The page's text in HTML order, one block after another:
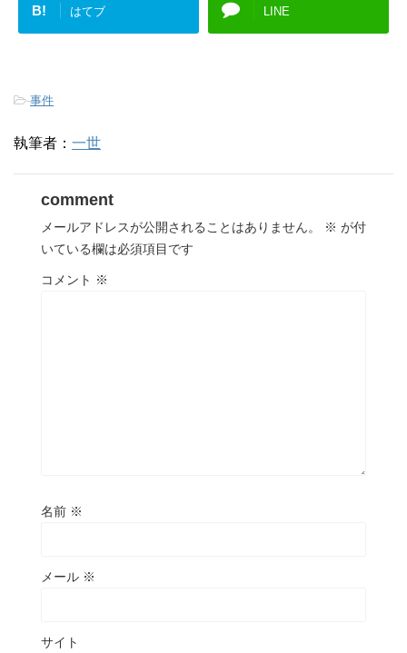
B! はてブ LINE
-事件
執筆者： 一世
comment
メールアドレスが公開されることはありません。 ※ が付
いている欄は必須項目です
コメント ※
名前 ※
メール ※
サイト